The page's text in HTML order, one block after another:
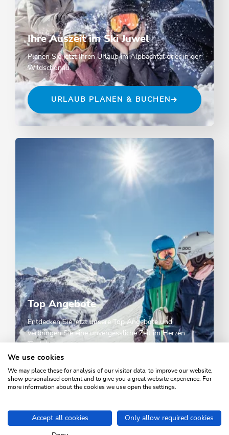
Ihre Auszeit im Ski Juwel
Planen Sie jetzt Ihren Urlaub im Alpbachtal oder in der
Wildschönau.
URLAUB PLANEN & BUCHEN
Top Angebote
Entdecken Sie jetzt unsere Top Angebote und
verbringen Sie eine unvergessliche Zeit im Herzen
Tirols!
TOP ANGEBOTE
Winter
We use cookies
We may place these for analysis of our visitor data, to improve our website,
show personalised content and to give you a great website experience. For
more information about the cookies we use open the settings.
Accept all cookies Only allow required cookies